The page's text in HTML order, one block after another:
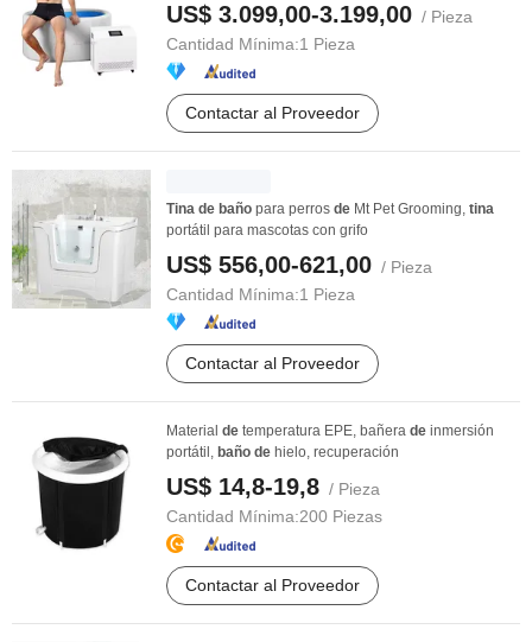
US$ 3.099,00-3.199,00 / Pieza
Cantidad Mínima:1 Pieza
Contactar al Proveedor
Tina de baño para perros de Mt Pet Grooming, tina
portátil para mascotas con grifo
US$ 556,00-621,00 / Pieza
Cantidad Mínima:1 Pieza
Contactar al Proveedor
Material de temperatura EPE, bañera de inmersión
portátil, baño de hielo, recuperación
US$ 14,8-19,8 / Pieza
Cantidad Mínima:200 Piezas
Contactar al Proveedor